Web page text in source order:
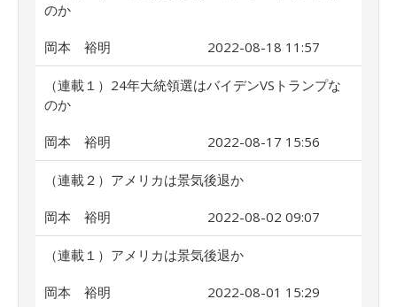
のか
岡本 裕明 2022-08-18 11:57
（連載１）24年大統領選はバイデンVSトランプな
のか
岡本 裕明 2022-08-17 15:56
（連載２）アメリカは景気後退か
岡本 裕明 2022-08-02 09:07
（連載１）アメリカは景気後退か
岡本 裕明 2022-08-01 15:29